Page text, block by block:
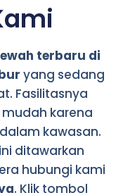
terbaru di
yang sedang
Fasilitasnya
karena
kawasan.
ditawarkan
hubungi kami
. Klik tombol